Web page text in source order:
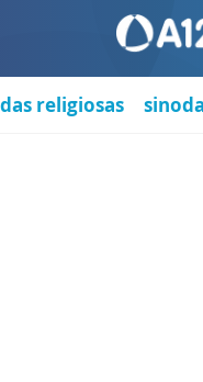
religiosas